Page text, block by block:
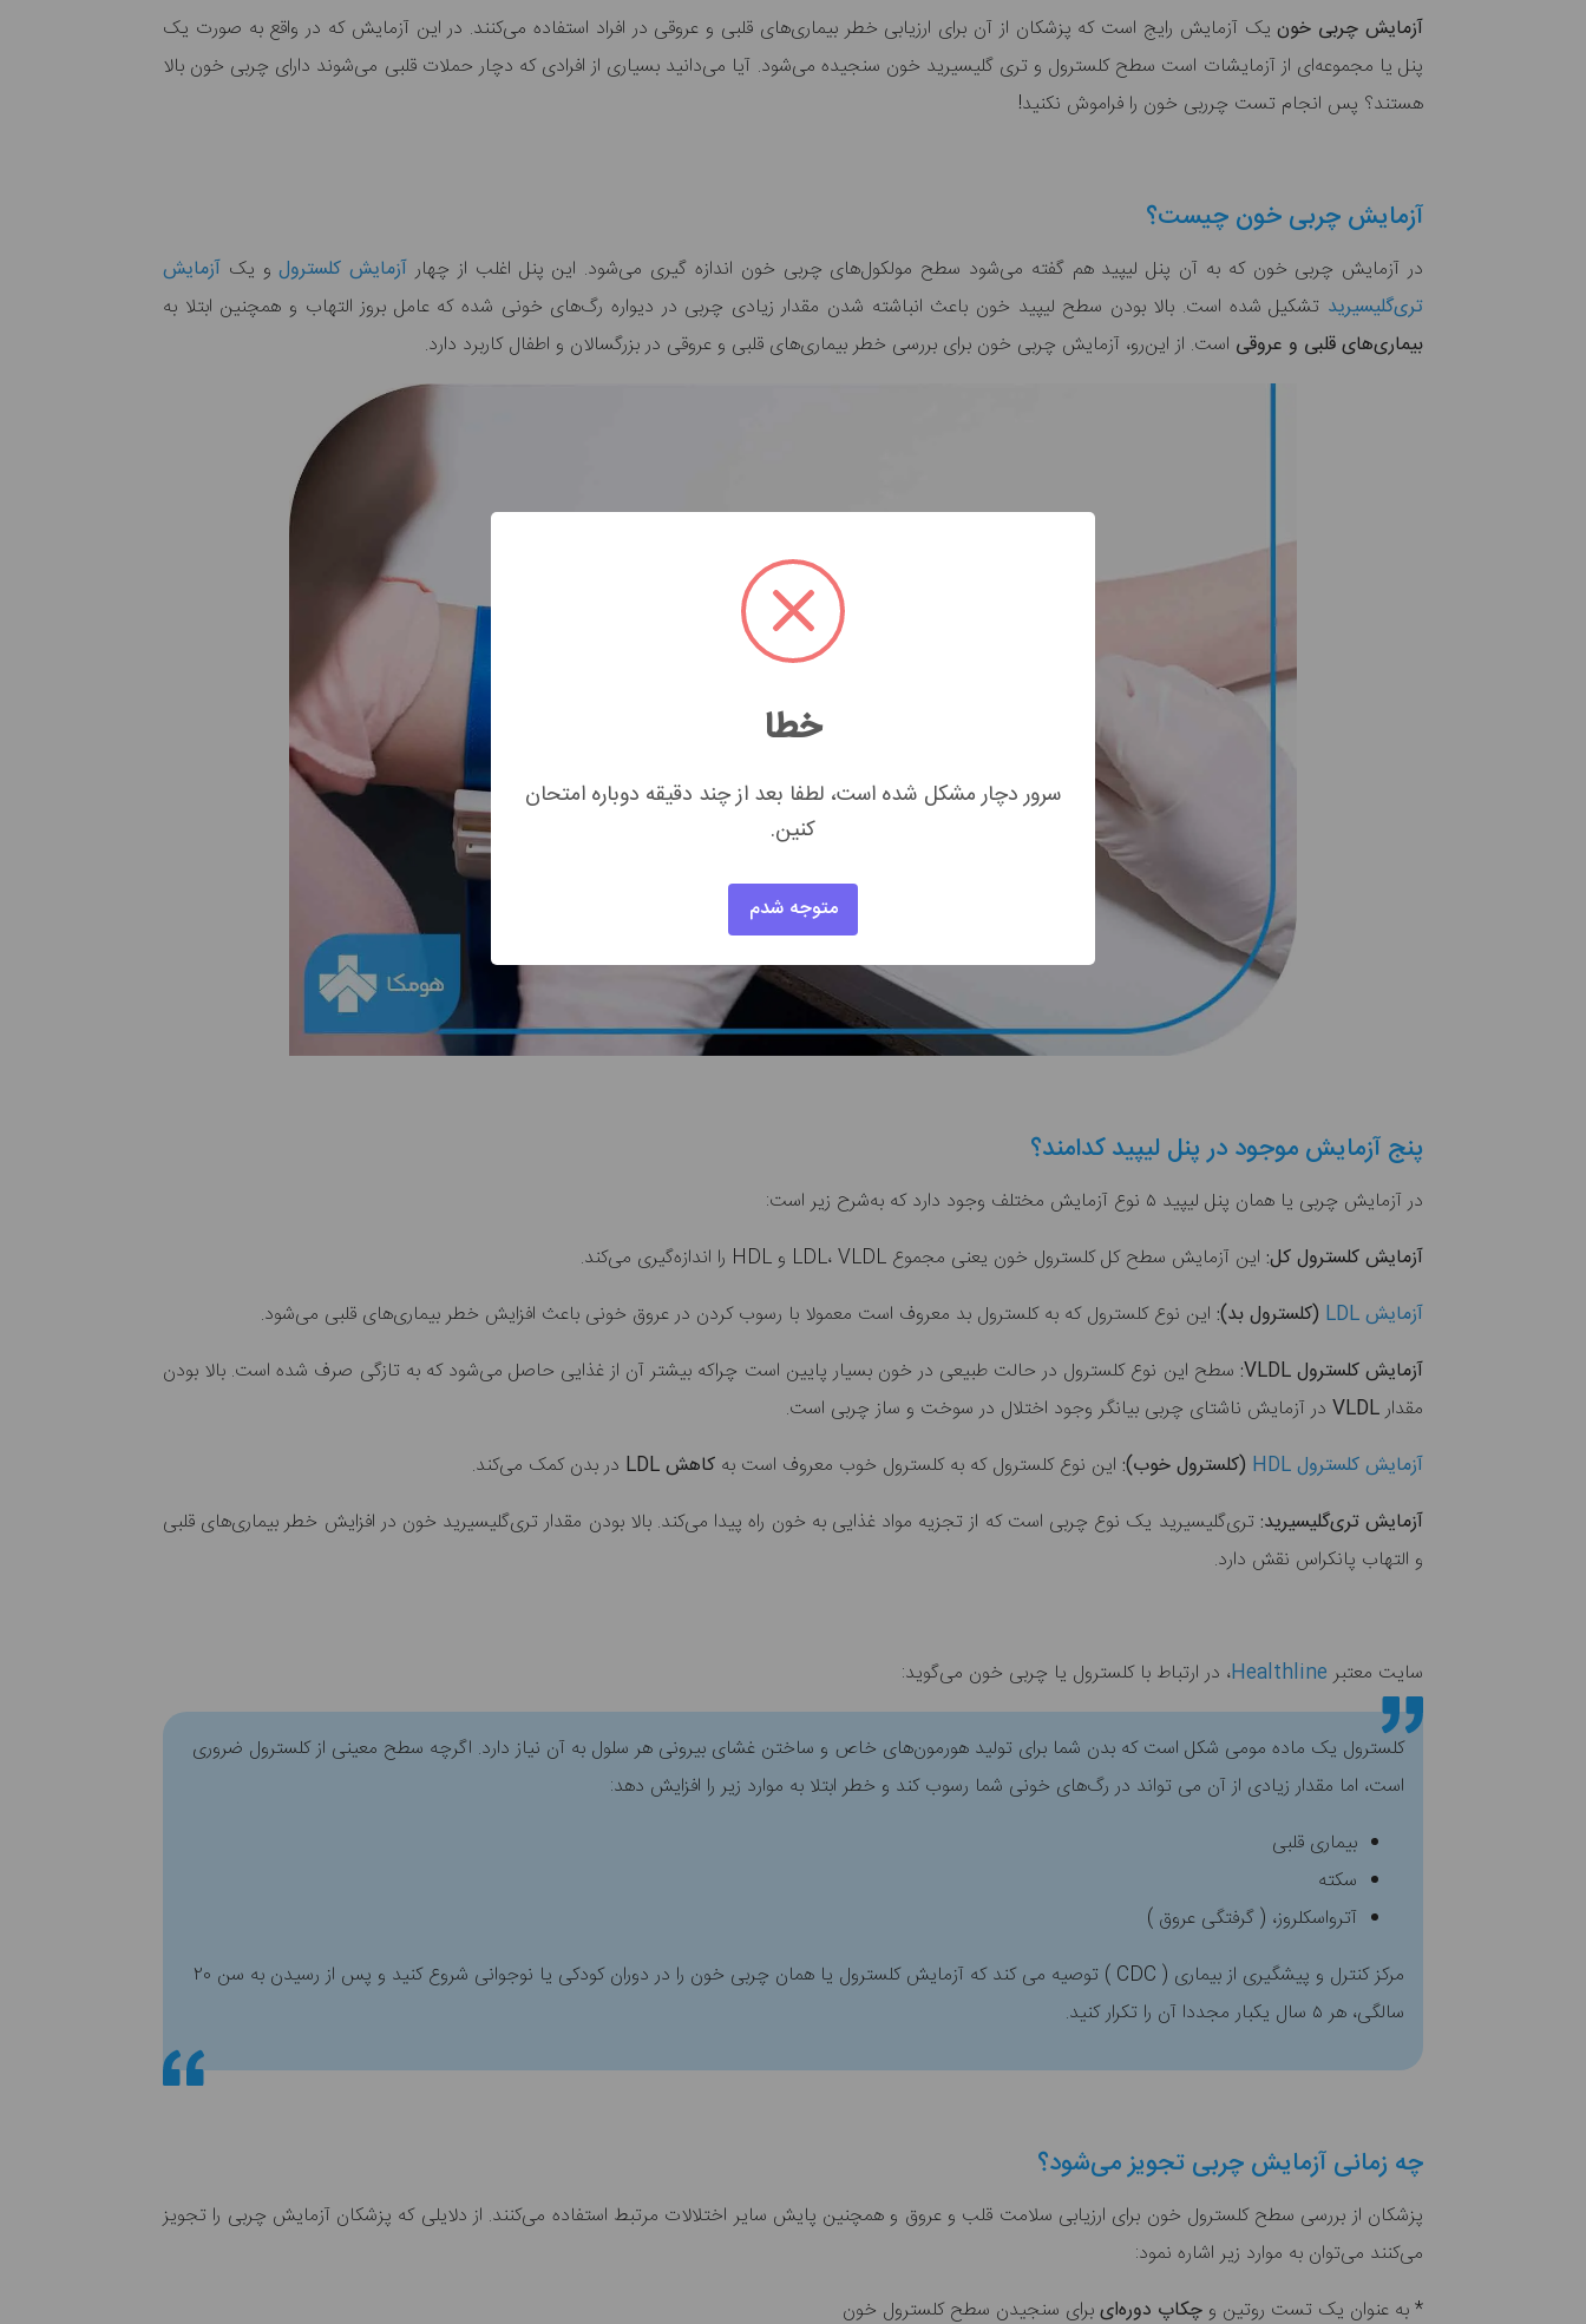
آزمایش چربی خونیک آزمایش رایج است که پزشکان از آن برای ارزیابی خطر بیماری‌های قلبی و عروقی در افراد استفاده می‌کنند. در این آزمایش که در واقع به صورت یک
پنل یا مجموعه‌ای از آزمایشات است سطح کلسترول و تری گلیسیرید خون سنجیده می‌شود. آیا می‌دانید بسیاری از افرادی که دچار حملات قلبی می‌شوند دارای چربی خون بالا
هستند؟ پس انجام تست چرربی خون را فراموش نکنید!
آزمایش چربی خون چیست؟
در آزمایش چربی خون که به آن پنل لیپید هم گفته می‌شود سطح مولکول‌های چربی خون اندازه گیری می‌شود. این پنل اغلب از چهار آزمایش کلسترولو یک آزمایش
تری‌گلیسیرید تشکیل شده است. بالا بودن سطح لیپید خون باعث انباشته شدن مقدار زیادی چربی در دیواره رگ‌های خونی شده که عامل بروز التهاب و همچنین ابتلا به
بیماری‌های قلبی و عروقی است. از این‌رو، آزمایش چربی خون برای بررسی خطر بیماری‌های قلبی و عروقی در بزرگسالان و اطفال کاربرد دارد.
پنج آزمایش موجود در پنل لیپید کدامند؟
در آزمایش چربی یا همان پنل لیپید ۵ نوع آزمایش مختلف وجود دارد که به‌شرح زیر است:
آزمایش کلسترول کل: این آزمایش سطح کل کلسترول خون یعنی مجموع LDL، VLDL و HDL را اندازه‌گیری می‌کند.
آزمایشLDL (کلسترول بد): این نوع کلسترول که به کلسترول بد معروف است معمولا با رسوب کردن در عروق خونی باعث افزایش خطر بیماری‌های قلبی می‌شود.
آزمایش کلسترولVLDL
: سطح این نوع کلسترول در حالت طبیعی در خون بسیار پایین است چراکه بیشتر آن از غذایی حاصل می‌شود که به تازگی صرف شده است. بالا بودن
مقدارVLDL در آزمایش ناشتای چربی بیانگر وجود اختلال در سوخت و ساز چربی است.
آزمایش کلسترولHDL (کلسترول خوب): این نوع کلسترول که به کلسترول خوب معروف است به کاهش LDL
در بدن کمک می‌کند.
آزمایش تری‌گلیسیرید: تری‌گلیسیرید یک نوع چربی است که از تجزیه مواد غذایی به خون راه پیدا می‌کند. بالا بودن مقدار تری‌گلیسیرید خون در افزایش خطر بیماری‌های قلبی
و التهاب پانکراس نقش دارد.
سایت معتبرHealthline، در ارتباط با کلسترول یا چربی خون می‌گوید:
کلسترول یک ماده مومی شکل است که بدن شما برای تولید هورمون‌های خاص و ساختن غشای بیرونی هر سلول به آن نیاز دارد. اگرچه سطح معینی از کلسترول ضروری
است، اما مقدار زیادی از آن می تواند در رگ‌های خونی شما رسوب کند و خطر ابتلا به موارد زیر را افزایش دهد:
بیماری قلبی
سکته
آترواسکلروز، ( گرفتگی عروق )
مرکز کنترل و پیشگیری از بیماری‌ ( CDC ) توصیه می کند که آزمایش کلسترول یا همان چربی خون را در دوران کودکی یا نوجوانی شروع کنید و پس از رسیدن به سن ۲۰
سالگی، هر ۵ سال یکبار مجددا آن را تکرار کنید.
چه زمانی آزمایش چربی تجویز می‌شود؟
پزشکان از بررسی سطح کلسترول خون برای ارزیابی سلامت قلب و عروق و همچنین پایش سایر اختلالات مرتبط استفاده می‌کنند. از دلایلی که پزشکان آزمایش چربی را تجویز
می‌کنند می‌توان به موارد زیر اشاره نمود:
* به عنوان یک تست روتین وچکاپ دوره‌ایبرای سنجیدن سطح کلسترول خون
خطا
سرور دچار مشکل شده است، لطفا بعد از چند دقیقه دوباره امتحان
کنین.
متوجه شدم